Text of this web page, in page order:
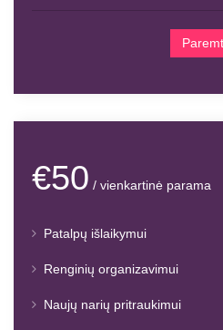
€50 / vienkartinė parama
Patalpų išlaikymui
Renginių organizavimui
Naujų narių pritraukimui